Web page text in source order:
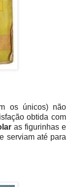
os únicos) não
obtida com
as figurinhas e
serviam até para